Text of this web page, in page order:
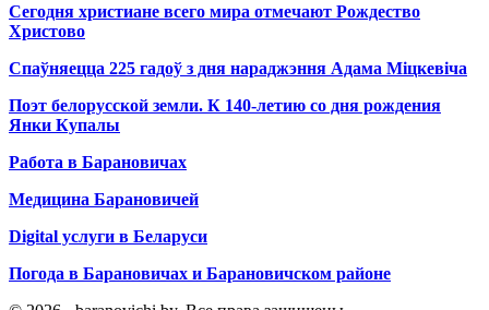
Сегодня христиане всего мира отмечают Рождество
Христово
Спаўняецца 225 гадоў з дня нараджэння Адама Міцкевіча
Поэт белорусской земли. К 140-летию со дня рождения
Янки Купалы
Работа в Барановичах
Медицина Барановичей
Digital услуги в Беларуси
Погода в Барановичах и Барановичском районе